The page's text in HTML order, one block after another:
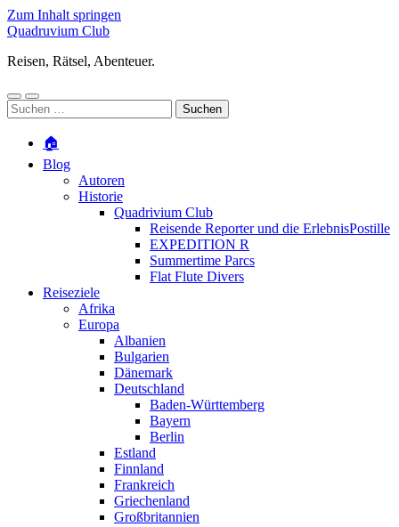
Zum Inhalt springen
Quadruvium Club
Reisen, Rätsel, Abenteuer.
Mobile-
Menü
Suchfeld
ein-/ausblenden
Suchen
nach:
🏠
Blog
Autoren
Historie
Quadrivium Club
Reisende Reporter und die ErlebnisPostille
EXPEDITION R
Summertime Parcs
Flat Flute Divers
Reiseziele
Afrika
Europa
Albanien
Bulgarien
Dänemark
Deutschland
Baden-Württemberg
Bayern
Berlin
Estland
Finnland
Frankreich
Griechenland
Großbritannien